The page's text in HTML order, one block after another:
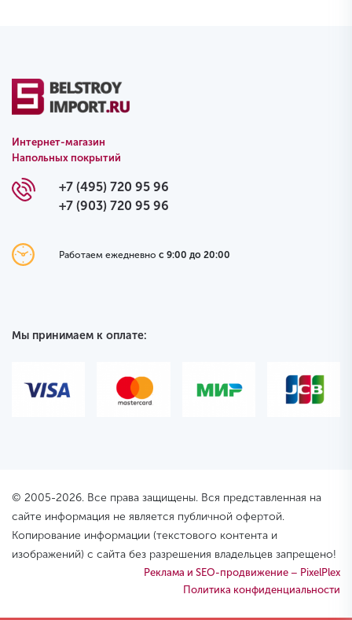
Интернет-магазин
Напольных покрытий
+7 (495) 720 95 96
+7 (903) 720 95 96
Работаем ежедневно с 9:00 до 20:00
Мы принимаем к оплате:
© 2005-2026. Все права защищены. Вся представленная на
сайте информация не является публичной офертой.
Копирование информации (текстового контента и
изображений) с сайта без разрешения владельцев запрещено!
Реклама и SEO-продвижение – PixelPlex
Политика конфиденциальности